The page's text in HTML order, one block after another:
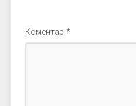
Коментар *